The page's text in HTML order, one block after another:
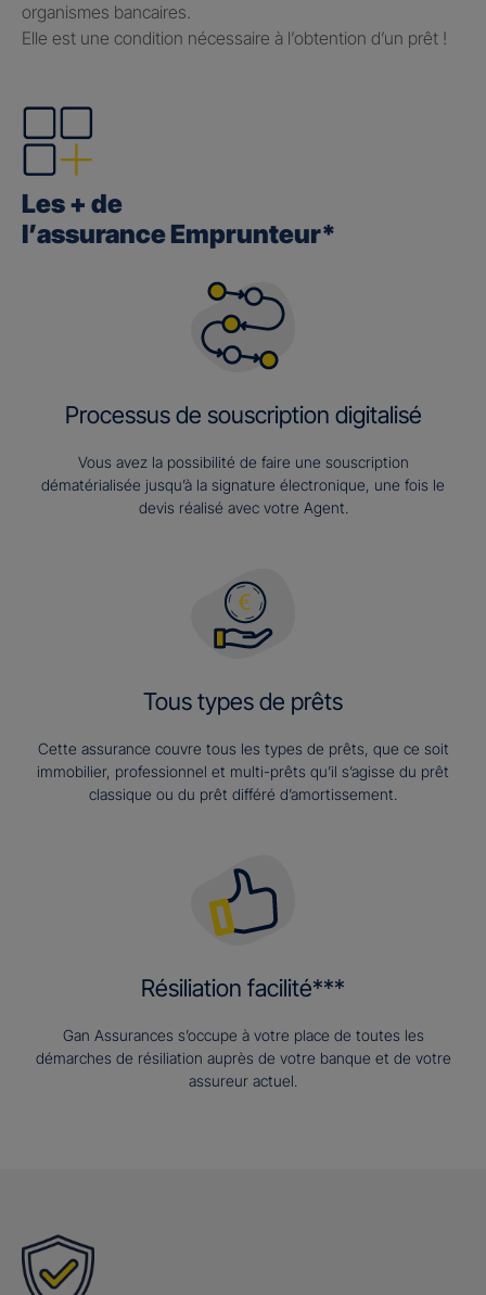
organismes bancaires.
Elle est une condition nécessaire à l’obtention d’un prêt !
Les + de
l’assurance Emprunteur*
Processus de souscription digitalisé
Vous avez la possibilité de faire une souscription
dématérialisée jusqu’à la signature électronique, une fois le
devis réalisé avec votre Agent.
Tous types de prêts
Cette assurance couvre tous les types de prêts, que ce soit
immobilier, professionnel et multi-prêts qu’il s’agisse du prêt
classique ou du prêt différé d’amortissement.
Résiliation facilité***
Gan Assurances s’occupe à votre place de toutes les
démarches de résiliation auprès de votre banque et de votre
assureur actuel.